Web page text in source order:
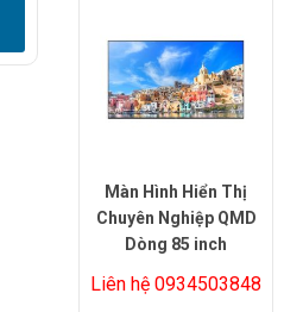
Màn Hình Hiển Thị
Chuyên Nghiệp QMD
Dòng 85 inch
Liên hệ 0934503848